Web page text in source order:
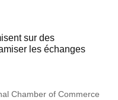
sur des
les échanges
Chamber of Commerce